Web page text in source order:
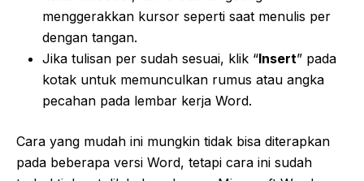
menggerakkan kursor seperti saat menulis per
dengan tangan.
Jika tulisan per sudah sesuai, klik “Insert” pada
kotak untuk memunculkan rumus atau angka
pecahan pada lembar kerja Word.
Cara yang mudah ini mungkin tidak bisa diterapkan
pada beberapa versi Word, tetapi cara ini sudah